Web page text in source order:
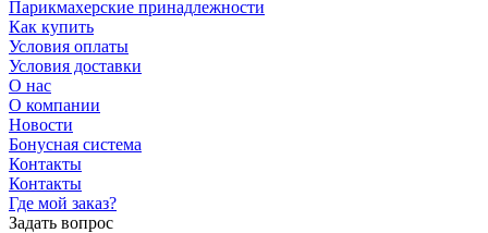
Парикмахерские принадлежности
Как купить
Условия оплаты
Условия доставки
О нас
О компании
Новости
Бонусная система
Контакты
Контакты
Где мой заказ?
Задать вопрос